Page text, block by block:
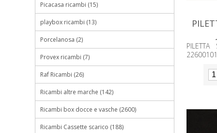
Picacasa ricambi (15)
playbox ricambi (13)
Porcelanosa (2)
Provex ricambi (7)
Raf Ricambi (26)
Ricambi altre marche (142)
Ricambi box docce e vasche (2600)
Ricambi Cassette scarico (188)